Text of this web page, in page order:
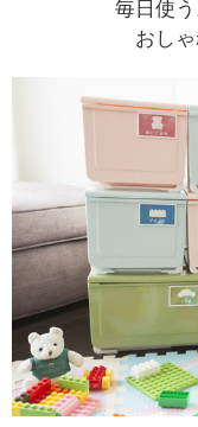
毎日使う
おし